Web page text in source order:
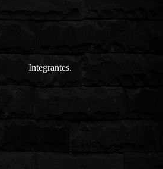
Integrantes.